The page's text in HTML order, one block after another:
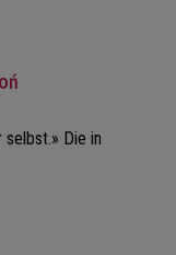
selbst.» Die in